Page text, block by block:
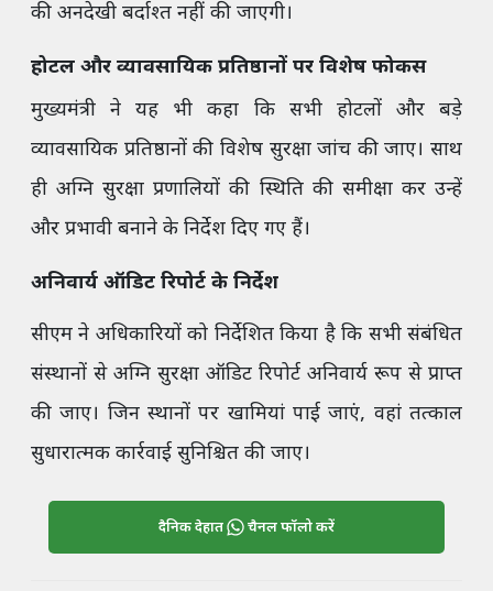
की अनदेखी बर्दाश्त नहीं की जाएगी।
होटल और व्यावसायिक प्रतिष्ठानों पर विशेष फोकस
मुख्यमंत्री ने यह भी कहा कि सभी होटलों और बड़े
व्यावसायिक प्रतिष्ठानों की विशेष सुरक्षा जांच की जाए। साथ
ही अग्नि सुरक्षा प्रणालियों की स्थिति की समीक्षा कर उन्हें
और प्रभावी बनाने के निर्देश दिए गए हैं।
अनिवार्य ऑडिट रिपोर्ट के निर्देश
सीएम ने अधिकारियों को निर्देशित किया है कि सभी संबंधित
संस्थानों से अग्नि सुरक्षा ऑडिट रिपोर्ट अनिवार्य रूप से प्राप्त
की जाए। जिन स्थानों पर खामियां पाई जाएं, वहां तत्काल
सुधारात्मक कार्रवाई सुनिश्चित की जाए।
दैनिक देहात चैनल फॉलो करें